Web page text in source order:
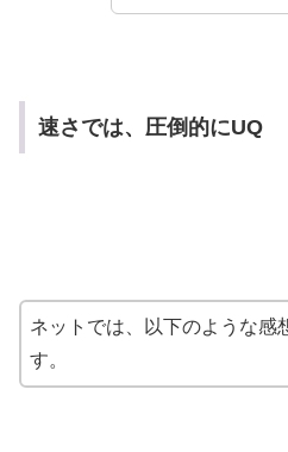
速さでは、圧倒的にUQ
ネットでは、以下のような感
す。